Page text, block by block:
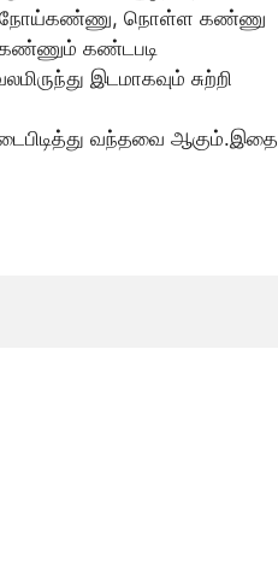
நோய்கண்ணு, நொள்ள கண்ணு
கண்டபடி
இடமாகவும் சுற்றி
வந்தவை ஆகும்.இதை